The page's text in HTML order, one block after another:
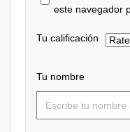
Tu nombre
este navegador
Tu calificación